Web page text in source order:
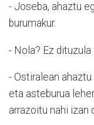
- Joseba, ahaztu
burumakur.
- Nola? Ez dituzula
- Ostiralean
eta asteburua
arrazoitu nahi izan